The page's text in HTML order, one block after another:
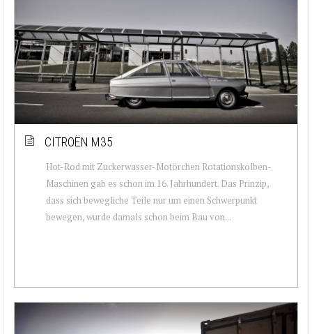
CITROËN M35
Hot-Rod mit Zuckerwasser-Motörchen Rotationskolben-
Maschinen gab es schon im 16. Jahrhundert. Das Prinzip,
dass sich bewegliche Teile nur um einen Schwerpunkt
bewegen, wurde damals schon beim Bau von...